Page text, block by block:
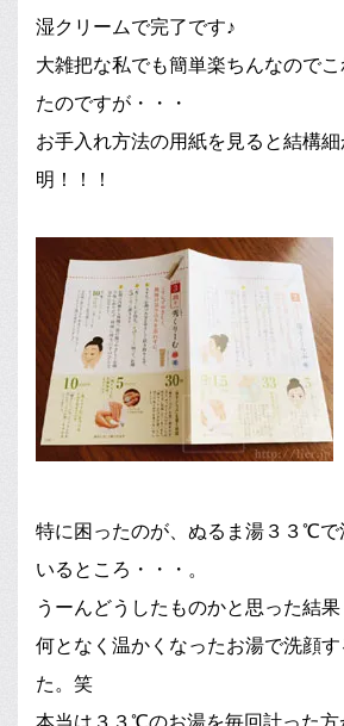
湿クリームで完了です♪
大雑把な私でも簡単楽ちんなので
たのですが・・・
お手入れ方法の用紙を見ると結構細
明！！！
特に困ったのが、ぬるま湯３３℃で
いるところ・・・。
うーんどうしたものかと思った結果
何となく温かくなったお湯で洗顔
た。笑
本当は３３℃のお湯を毎回計った方